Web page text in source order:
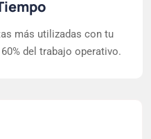
más utilizadas con tu
del trabajo operativo.